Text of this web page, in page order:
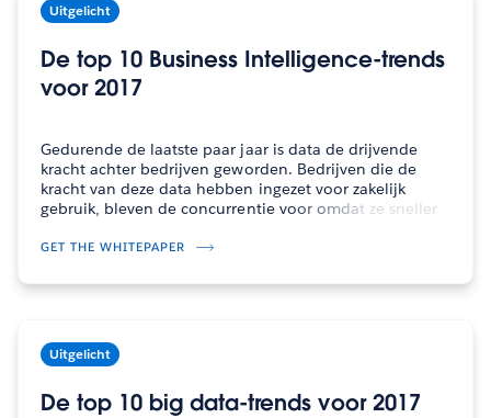
Uitgelicht
De top 10 Business Intelligence-trends
voor 2017
Gedurende de laatste paar jaar is data de drijvende
kracht achter bedrijven geworden. Bedrijven die de
kracht van deze data hebben ingezet voor zakelijk
gebruik, bleven de concurrentie voor omdat ze sneller
verandering tot spanningen tussen de…
GET THE WHITEPAPER
Uitgelicht
De top 10 big data-trends voor 2017